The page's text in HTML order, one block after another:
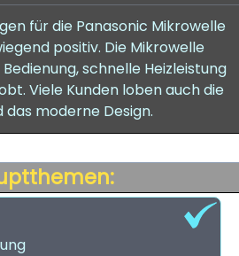
für die Panasonic Mikrowelle
positiv. Die Mikrowelle
schnelle Heizleistung
Viele Kunden loben auch die
moderne Design.